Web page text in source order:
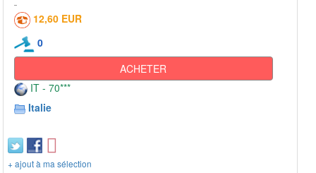
12,60 EUR
0
ACHETER
IT - 70***
Italie
+ ajout à ma sélection